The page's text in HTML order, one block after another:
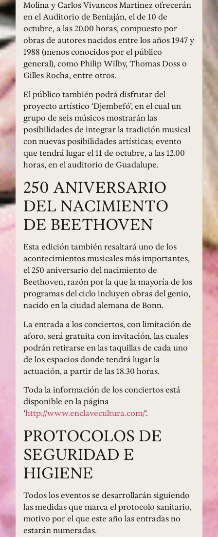
Molina y Carlos Vivancos Martínez ofrecerán
en el Auditorio de Beniaján, el de 10 de
octubre, a las 20.00 horas, compuesto por
obras de autores nacidos entre los años 1947 y
1988 (menos conocidos por el público
general), como Philip Wilby, Thomas Doss o
Gilles Rocha, entre otros.
El público también podrá disfrutar del
proyecto artístico ‘Djembefó’, en el cual un
grupo de seis músicos mostrarán las
posibilidades de integrar la tradición musical
con nuevas posibilidades artísticas; evento
que tendrá lugar el 11 de octubre, a las 12.00
horas, en el auditorio de Guadalupe.
250 ANIVERSARIO
DEL NACIMIENTO
DE BEETHOVEN
Esta edición también resaltará uno de los
acontecimientos musicales más importantes,
el 250 aniversario del nacimiento de
Beethoven, razón por la que la mayoría de los
programas del ciclo incluyen obras del genio,
nacido en la ciudad alemana de Bonn.
La entrada a los conciertos, con limitación de
aforo, será gratuita con invitación, las cuales
podrán retirarse en las taquillas de cada uno
de los espacios donde tendrá lugar la
actuación, a partir de las 18.30 horas.
Toda la información de los conciertos está
disponible en la página
‘http://www.enclavecultura.com/‘.
PROTOCOLOS DE
SEGURIDAD E
HIGIENE
Todos los eventos se desarrollarán siguiendo
las medidas que marca el protocolo sanitario,
motivo por el que este año las entradas no
estarán numeradas.